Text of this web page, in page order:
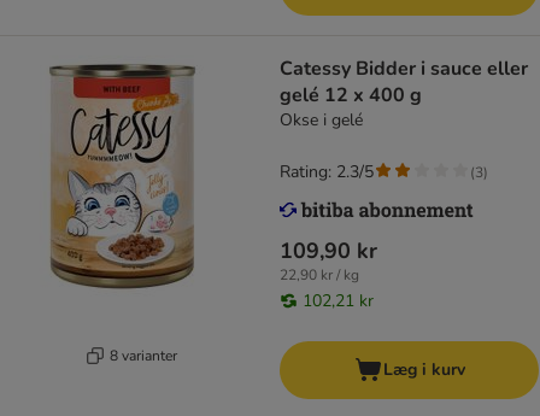
8 varianter
Catessy Bidder i sauce eller
gelé 12 x 400 g
Okse i gelé
109,90 kr
22,90 kr / kg
102,21 kr
Rating: 2.3/5 (3)
Læg i kurv